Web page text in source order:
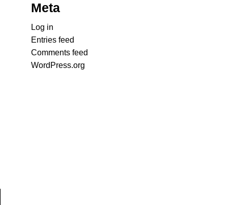
Meta
Log in
Entries feed
Comments feed
WordPress.org